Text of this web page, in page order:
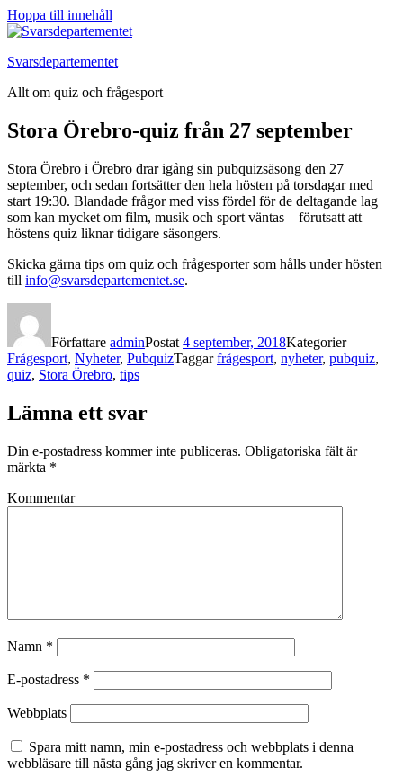
Hoppa till innehåll
Svarsdepartementet
Allt om quiz och frågesport
Stora Örebro-quiz från 27 september
Stora Örebro i Örebro drar igång sin pubquizsäsong den 27
september, och sedan fortsätter den hela hösten på torsdagar med
start 19:30. Blandade frågor med viss fördel för de deltagande lag
som kan mycket om film, musik och sport väntas – förutsatt att
höstens quiz liknar tidigare säsongers.
Skicka gärna tips om quiz och frågesporter som hålls under hösten
till info@svarsdepartementet.se.
Författare adminPostat 4 september, 2018Kategorier
Frågesport, Nyheter, PubquizTaggarfrågesport, nyheter, pubquiz,
quiz, Stora Örebro, tips
Lämna ett svar
Din e-postadress kommer inte publiceras. Obligatoriska fält är
märkta *
Kommentar
Namn *
E-postadress *
Webbplats
Spara mitt namn, min e-postadress och webbplats i denna
webbläsare till nästa gång jag skriver en kommentar.